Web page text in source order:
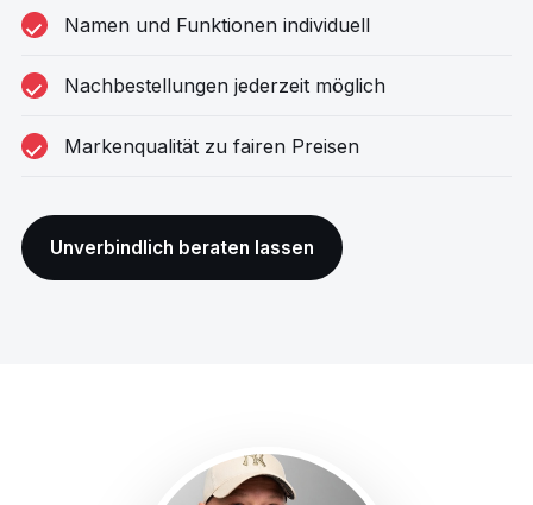
Namen und Funktionen individuell
Nachbestellungen jederzeit möglich
Markenqualität zu fairen Preisen
Unverbindlich beraten lassen